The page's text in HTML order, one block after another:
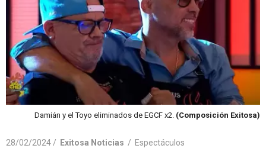
Damián y el Toyo eliminados de EGCF x2. (Composición Exitosa)
28/02/2024 / Exitosa Noticias / Espectáculos